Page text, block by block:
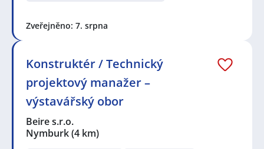
Zveřejněno: 7. srpna
Konstruktér / Technický
projektový manažer –
výstavářský obor
Beire s.r.o.
Nymburk(4 km)